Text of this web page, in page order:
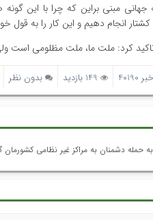
جهانی مبنی براین که چرا با این
انجام دهیم و این کار را به قول
تاکید کرد: ملت ما، ملت مظلومی است
بدون نظر
به مراکز غیر نظامی کشورمان گفت: متجاوزان تاکنون به ۵۳